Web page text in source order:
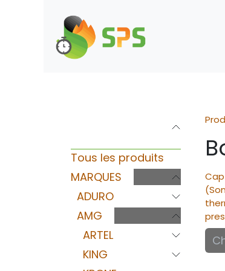
Tous les produits
MARQUES
ADURO
AMG
ARTEL
KING